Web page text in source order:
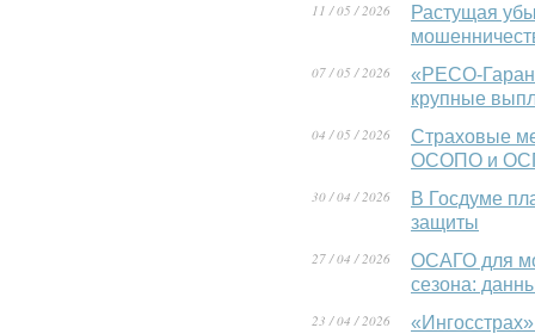
11 / 05 / 2026
Растущая
07 / 05 / 2026
«РЕСО-
крупные
04 / 05 / 2026
Страховые
ОСОПО и
30 / 04 / 2026
В Госдуме
защиты
27 / 04 / 2026
ОСАГО для
сезона:
23 / 04 / 2026